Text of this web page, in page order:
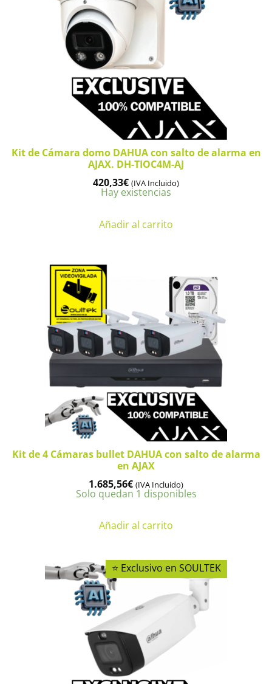
Kit de Cámara domo DAHUA con salto de alarma en
AJAX. DH-TIOC4M-AJ
420,33€ (IVA Incluido)
Hay existencias
Añadir al carrito
Kit de 4 Cámaras bullet DAHUA con salto de alarma
en AJAX
1.685,56€ (IVA Incluido)
Solo quedan 1 disponibles
Añadir al carrito
⭐ Exclusivo en SOULTEK